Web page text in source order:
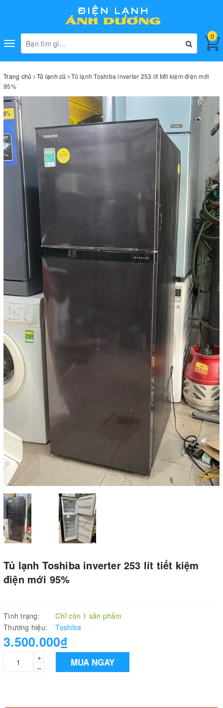
Toggle
navigation
0
Trang chủ Tủ lạnh cũ
Tủ lạnh Toshiba inverter 253 lít tiết kiệm điện mới
95%
Tủ lạnh Toshiba inverter 253 lít tiết kiệm
điện mới 95%
Tình trạng:
Chỉ còn 1 sản phẩm
Thương hiệu:
Toshiba
3.500.000₫
+
–
MUA NGAY